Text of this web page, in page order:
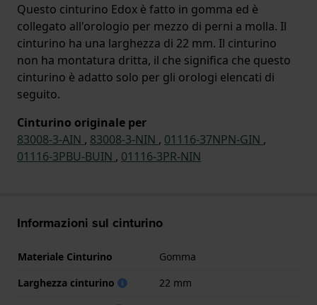
Questo cinturino Edox è fatto in gomma ed è
collegato all'orologio per mezzo di perni a molla. Il
cinturino ha una larghezza di 22 mm. Il cinturino
non ha montatura dritta, il che significa che questo
cinturino è adatto solo per gli orologi elencati di
seguito.
Cinturino originale per
83008-3-AIN , 83008-3-NIN , 01116-37NPN-GIN ,
01116-3PBU-BUIN , 01116-3PR-NIN
Informazioni sul cinturino
Materiale Cinturino
Gomma
Larghezza cinturino
22 mm